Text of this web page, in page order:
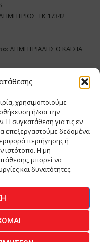
χρησιμοποιούμε
ή/και την
συγκατάθεση για τις εν
επεξεργαστούμε δεδομένα
περιήγησης ή
ιστότοπο. Η μη
μπορεί να
και δυνατότητες.
ΤΚ 17342
: ΔΗΜΗΤΡΙΑΔΗΣ Θ ΚΑΙ ΣΙΑ
ΣΙΑ ΜΟΝΟΠΡΟΣΩΠΗ ΙΚΕ